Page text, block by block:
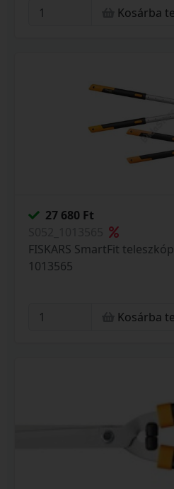
Kosárba
27 680 Ft
FISKARS SmartFit
1013565
Kosárba